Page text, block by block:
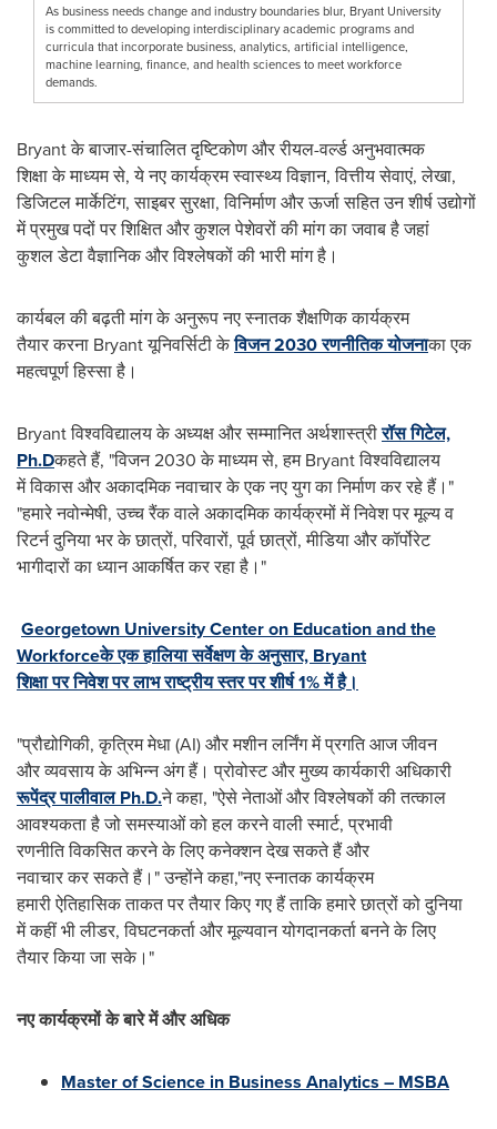
As business needs change and industry boundaries blur, Bryant University
is committed to developing interdisciplinary academic programs and
curricula that incorporate business, analytics, artificial intelligence,
machine learning, finance, and health sciences to meet workforce
demands.
Bryant के बाजार-संचालित दृष्टिकोण और रीयल-वर्ल्‍ड अनुभवात्मक
शिक्षा के माध्यम से, ये नए कार्यक्रम स्वास्थ्य विज्ञान, वित्तीय सेवाएं, लेखा,
डिजिटल मार्केटिंग, साइबर सुरक्षा, विनिर्माण और ऊर्जा सह‍ित उन शीर्ष उद्योगों
में प्रमुख पदों पर शिक्षित और कुशल पेशेवरों की मांग का जवाब है जहां
कुशल डेटा वैज्ञानिक और विश्लेषकों की भारी मांग है।
कार्यबल की बढ़ती मांग के अनुरूप नए स्नातक शैक्षणिक कार्यक्रम
तैयार करना Bryant यून‍िवर्सिटी केविजन 2030 रणनीतिक योजनाका एक
महत्वपूर्ण हिस्सा है।
Bryant विश्वविद्यालय के अध्यक्ष और सम्मानित अर्थशास्त्रीरॉस गिटेल,
Ph.Dकहते हैं, "विजन 2030 के माध्यम से, हम Bryant विश्वविद्यालय
में विकास और अकादमिक नवाचार के एक नए युग का निर्माण कर रहे हैं।"
"हमारे नवोन्मेषी, उच्च रैंक वाले अकादम‍िक कार्यक्रमों में निवेश पर मूल्‍य व
र‍िटर्न दुनिया भर के छात्रों, परिवारों, पूर्व छात्रों, मीडिया और कॉर्पोरेट
भागीदारों का ध्यान आकर्षित कर रहा है।"
Georgetown UniversityCenter on Education and the
Workforceके एक हालिया सर्वेक्षण के अनुसार, Bryant
शिक्षा पर निवेश पर लाभ राष्ट्रीय स्तर पर शीर्ष 1% में है।
"प्रौद्योगिकी, कृत्रिम मेधा (AI) और मशीन लर्निंग में प्रगति आज जीवन
और व्यवसाय के अभिन्न अंग हैं। प्रोवोस्ट और मुख्य कार्यकारी अधिकारी
रूपेंद्र पालीवाल Ph.D.ने कहा, "ऐसे नेताओं और विश्लेषकों की तत्काल
आवश्यकता है जो समस्याओं को हल करने वाली स्मार्ट, प्रभावी
रणनीति विकसित करने के लिए कनेक्शन देख सकते हैं और
नवाचार कर सकते हैं।" उन्‍होंने कहा,"नए स्नातक कार्यक्रम
हमारी ऐतिहासि‍क ताकत पर तैयार क‍िए गए हैं ताक‍ि हमारे छात्रों को दुनिया
में कहीं भी लीडर, विघटनकर्ता और मूल्यवान योगदानकर्ता बनने के लिए
तैयार किया जा सके।"
नएकार्यक्रमोंकेबारेमेंऔरअधिक
Master of Science in Business Analytics – MSBA